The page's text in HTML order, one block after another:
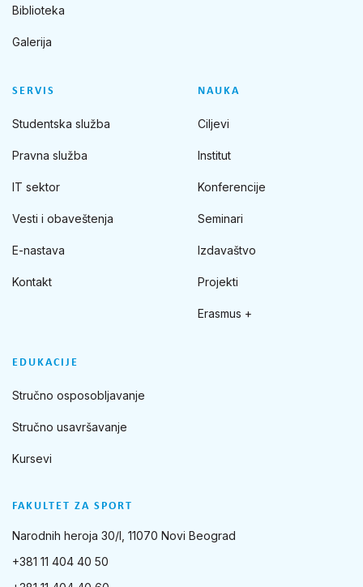
FAKULTET ZA SPORT
Narodnih heroja 30/I, 11070 Novi Beograd
+381 11 404 40 50
Biblioteka
Galerija
SERVIS
Studentska služba
Pravna služba
IT sektor
Vesti i obaveštenja
E-nastava
Kontakt
NAUKA
Ciljevi
Institut
Konferencije
Seminari
Izdavaštvo
Projekti
Erasmus +
EDUKACIJE
Stručno osposobljavanje
Stručno usavršavanje
Kursevi